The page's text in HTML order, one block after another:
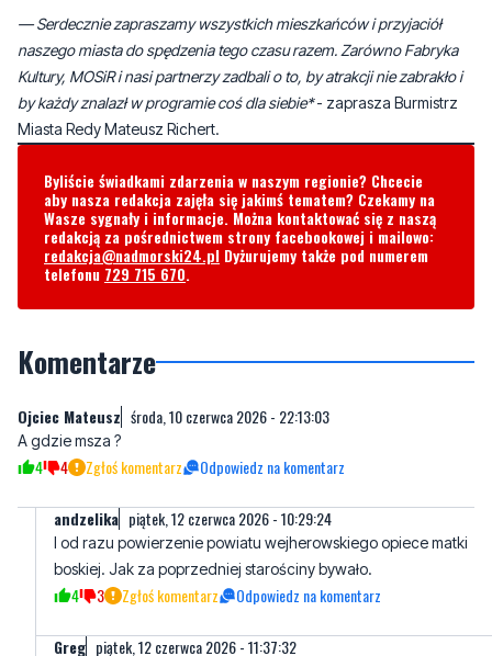
by każdy znalazł w programie coś dla siebie*- zaprasza Burmistrz
Miasta Redy Mateusz Richert.
Byliście świadkami zdarzenia w naszym regionie? Chcecie
aby nasza redakcja zajęła się jakimś tematem? Czekamy na
Wasze sygnały i informacje. Można kontaktować się z naszą
redakcja@nadmorski24.plDyżurujemy także pod numerem
telefonu729 715 670.
Komentarze
A gdzie msza ?
andzelika
I od razu powierzenie powiatu wejherowskiego opiece matki
4 3 Zgłoś komentarz Odpowiedz na komentarz
Greg piątek, 12 czerwca 2026 - 11:37:32
W kościele, idź i się pomódl. Nie każdy Polak to katolik